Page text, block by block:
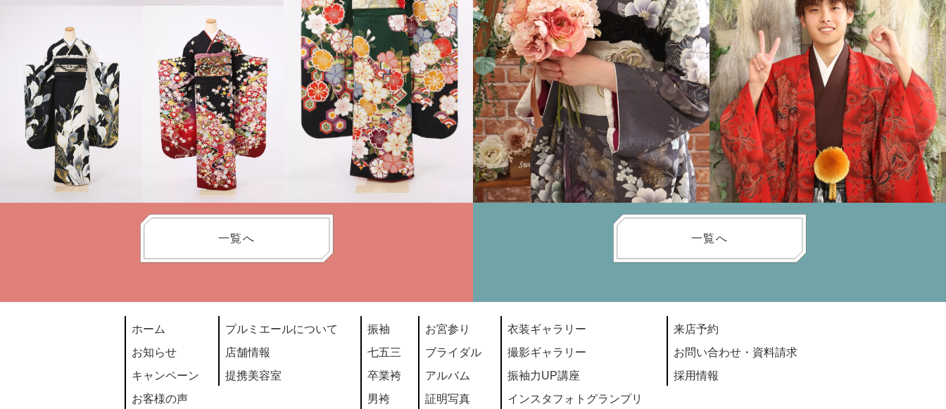
一覧へ 一覧へ
ホーム
お知らせ
キャンペーン
お客様の声
プルミエールについて
店舗情報
提携美容室
振袖
七五三
卒業袴
男袴
お宮参り
ブライダル
アルバム
証明写真
衣装ギャラリー
撮影ギャラリー
振袖力UP講座
インスタフォトグランプリ
来店予約
お問い合わせ・資料請求
採用情報